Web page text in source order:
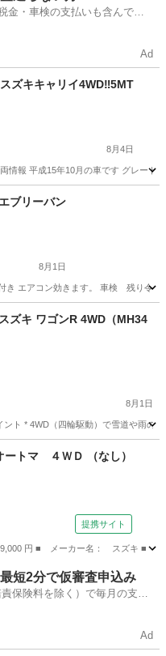
金・車検の支払いも含んでい
Ad
ズキキャリイ4WD‼️5MT
8月4日
情報 平成15年10月の車です グレー
ブリーバン
8月1日
き エアコン効きます。 車検 残り令
エブリーバン
ズキ ワゴンR 4WD（MH34
8月1日
ト * 4WD（四輪駆動）で雪道や雨
トマ ４ＷＤ （なし）
提携サイト
円 ■ メーカー名： スズキ
短2分で仮審査申込み
保険料を除く）で毎月の支払
Ad